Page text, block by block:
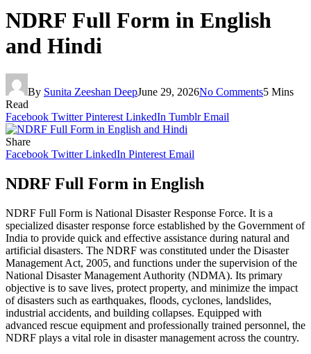
NDRF Full Form in English
and Hindi
By Sunita Zeeshan DeepJune 29, 2026No Comments5 Mins
Read
Facebook Twitter Pinterest LinkedIn Tumblr Email
Share
Facebook Twitter LinkedIn Pinterest Email
NDRF Full Form in English
NDRF Full Form is National Disaster Response Force. It is a
specialized disaster response force established by the Government of
India to provide quick and effective assistance during natural and
artificial disasters. The NDRF was constituted under the Disaster
Management Act, 2005, and functions under the supervision of the
National Disaster Management Authority (NDMA). Its primary
objective is to save lives, protect property, and minimize the impact
of disasters such as earthquakes, floods, cyclones, landslides,
industrial accidents, and building collapses. Equipped with
advanced rescue equipment and professionally trained personnel, the
NDRF plays a vital role in disaster management across the country.